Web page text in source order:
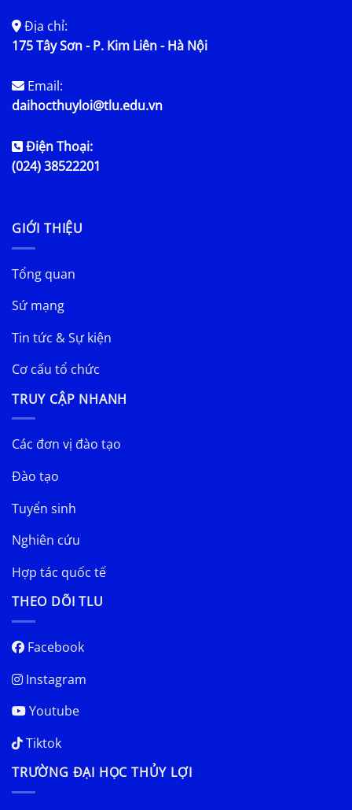
Địa chỉ:
175 Tây Sơn - P. Kim Liên - Hà Nội
Email:
daihocthuyloi@tlu.edu.vn
Điện Thoại:
(024) 38522201
GIỚI THIỆU
Tổng quan
Sứ mạng
Tin tức & Sự kiện
Cơ cấu tổ chức
TRUY CẬP NHANH
Các đơn vị đào tạo
Đào tạo
Tuyển sinh
Nghiên cứu
Hợp tác quốc tế
THEO DÕI TLU
Facebook
Instagram
Youtube
Tiktok
TRƯỜNG ĐẠI HỌC THỦY LỢI